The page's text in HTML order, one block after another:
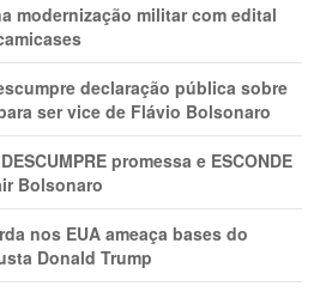
modernização militar com edital
declaração pública sobre
ser vice de Flávio Bolsonaro
promessa e ESCONDE
Bolsonaro
nos EUA ameaça bases do
Donald Trump